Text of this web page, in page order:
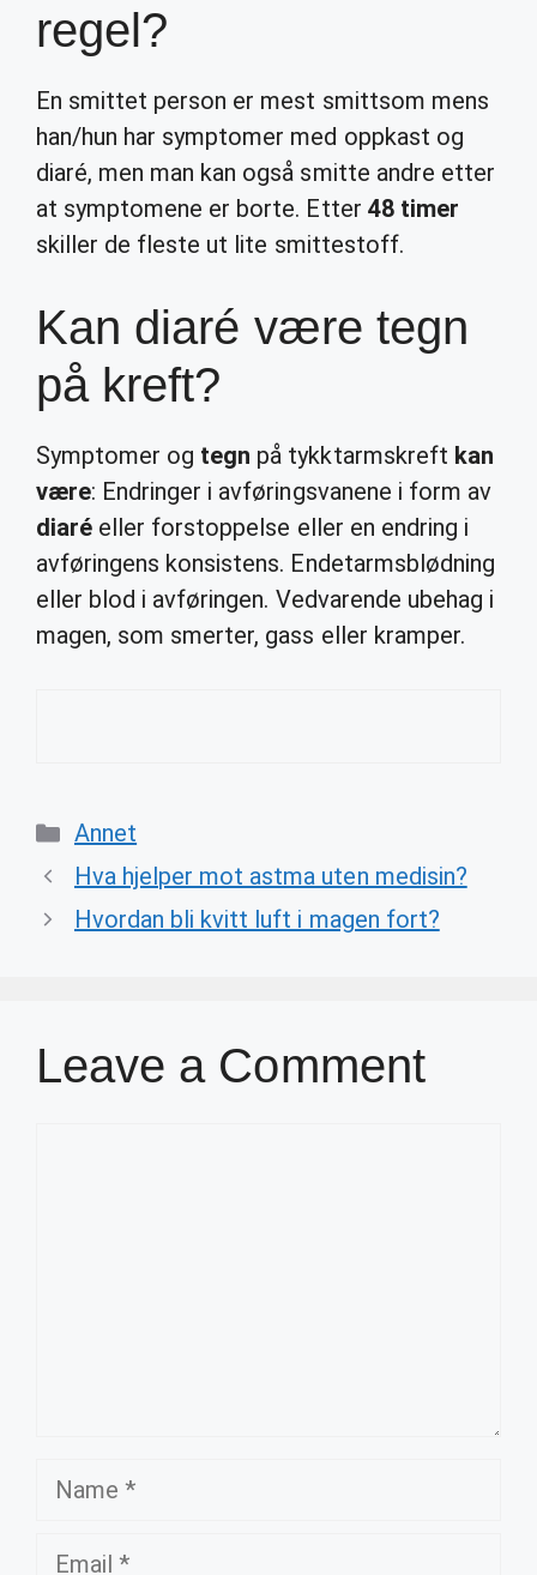
regel?
En smittet person er mest smittsom mens
han/hun har symptomer med oppkast og
diaré, men man kan også smitte andre etter
at symptomene er borte. Etter 48 timer
skiller de fleste ut lite smittestoff.
Kan diaré være tegn
på kreft?
Symptomer og tegn på tykktarmskreft kan
være: Endringer i avføringsvanene i form av
diaré eller forstoppelse eller en endring i
avføringens konsistens. Endetarmsblødning
eller blod i avføringen. Vedvarende ubehag i
magen, som smerter, gass eller kramper.
Categories
Annet
Hva hjelper mot astma uten medisin?
Hvordan bli kvitt luft i magen fort?
Leave a Comment
Name
Email